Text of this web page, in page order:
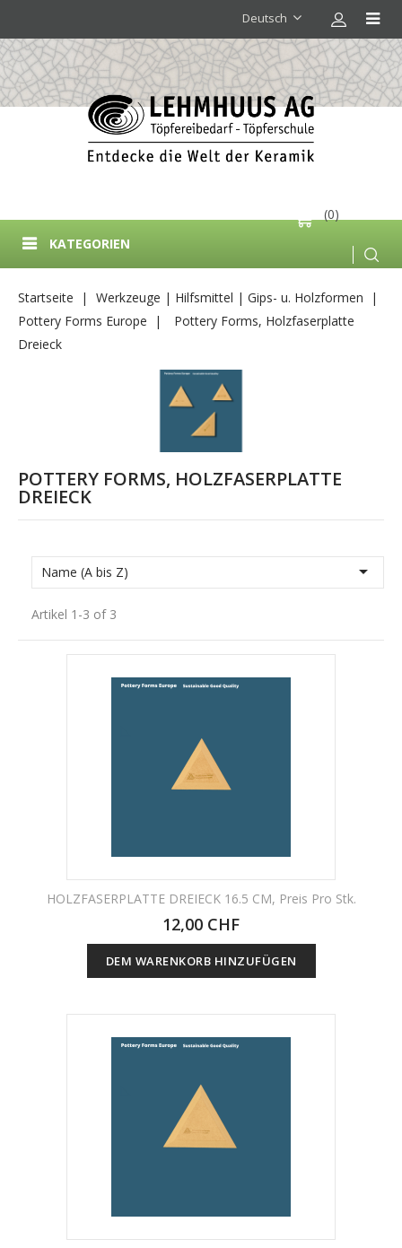
Deutsch
(0)
KATEGORIEN
Startseite
Werkzeuge | Hilfsmittel | Gips- u. Holzformen
Pottery Forms Europe
Pottery Forms, Holzfaserplatte
Dreieck
POTTERY FORMS, HOLZFASERPLATTE
DREIECK
Name (A bis Z) 
Artikel 1-3 of 3
HOLZFASERPLATTE DREIECK 16.5 CM, Preis Pro Stk.
12,00 CHF
DEM WARENKORB HINZUFÜGEN